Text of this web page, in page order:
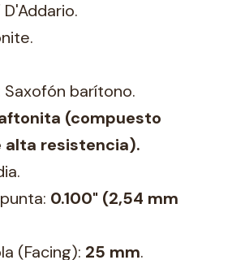
barítono.
(compuesto
resistencia).
0.100" (2,54 mm
(Facing): 25 mm.